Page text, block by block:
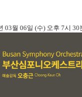
03월 06일 (수) 오후 7시